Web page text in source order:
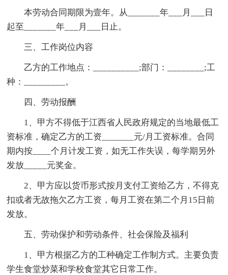
本劳动合同期限为壹年。从_______年___月___日
起至_______年___月___日止。
三、工作岗位内容
乙方的工作地点：__________;部门：________;工
种：_________。
四、劳动报酬
1、甲方不得低于江西省人民政府规定的当地最低工
资标准，确定乙方的工资_______元/月工资标准。合同
期内按____个月计发工资，如无工作失误，每学期另外
发放_____元奖金。
2、甲方应以货币形式按月支付工资给乙方，不得克
扣或者无故拖欠乙方工资，每月工资在第二个月15日前
发放。
五、劳动保护和劳动条件、社会保险及福利
1、甲方根据乙方的工种确定工作制方式。主要负责
学生食堂炒菜和学校食堂其它日常工作。